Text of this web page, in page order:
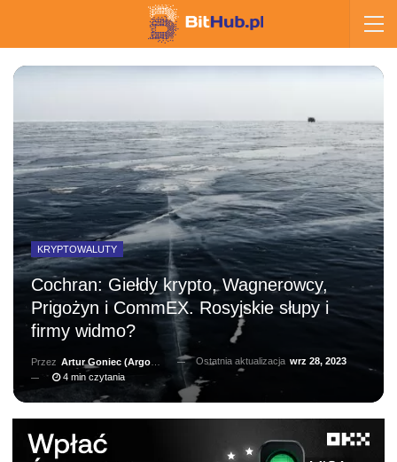
KRYPTOWALUTY
Cochran: Giełdy krypto, Wagnerowcy,
Prigożyn i CommEX. Rosyjskie słupy i
firmy widmo?
Przez Artur Goniec (Argonauta) Ostatnia aktualizacja wrz 28, 2023
4 min czytania